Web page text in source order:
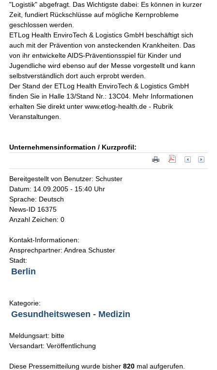
"Logistik" abgefragt. Das Wichtigste dabei: Es können in kurzer
Zeit, fundiert Rückschlüsse auf mögliche Kernprobleme
geschlossen werden.
ETLog Health EnviroTech & Logistics GmbH beschäftigt sich
auch mit der Prävention von ansteckenden Krankheiten. Das
von ihr entwickelte AIDS-Präventionsspiel für Kinder und
Jugendliche wird ebenso auf der Messe vorgestellt und kann
selbstverständlich dort auch erprobt werden.
Der Stand der ETLog Health EnviroTech & Logistics GmbH
finden Sie in Halle 13/Stand Nr.: 13C04. Mehr Informationen
erhalten Sie direkt unter www.etlog-health.de - Rubrik
Veranstaltungen.
Unternehmensinformation / Kurzprofil:
Bereitgestellt von Benutzer: Schuster
Datum: 14.09.2005 - 15:40 Uhr
Sprache: Deutsch
News-ID 16375
Anzahl Zeichen: 0
Kontakt-Informationen:
Ansprechpartner: Andrea Schuster
Stadt:
Berlin
Kategorie:
Gesundheitswesen - Medizin
Meldungsart: bitte
Versandart: Veröffentlichung
Diese Pressemitteilung wurde bisher820 mal aufgerufen.